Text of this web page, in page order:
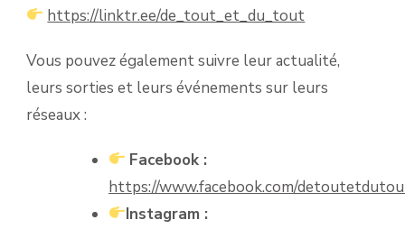
https://linktr.ee/de_tout_et_du_tout
Vous pouvez également suivre leur actualité,
leurs sorties et leurs événements sur leurs
réseaux :
Facebook :
https://www.facebook.com/
Instagram :